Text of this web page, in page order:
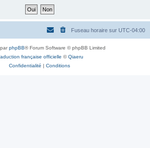
Fuseau horaire sur UTC-04:00
phpBB® Forum Software © phpBB Limited
française officielle ©Qiaeru
Confidentialité | Conditions